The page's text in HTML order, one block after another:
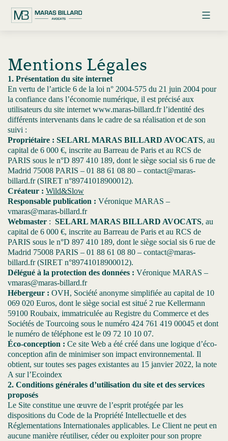
Aller
Billard
Avocats
Mentions Légales
1. Présentation du site internet
En vertu de l’article 6 de la loi n° 2004-575 du 21 juin 2004 pour
la confiance dans l’économie numérique, il est précisé aux
utilisateurs du site internet www.maras-billard.fr l’identité des
différents intervenants dans le cadre de sa réalisation et de son
suivi :
Propriétaire : SELARL MARAS BILLARD AVOCATS, au
capital de 6 000 €, inscrite au Barreau de Paris et au RCS de
PARIS sous le n°D 897 410 189, dont le siège social sis 6 rue de
Madrid 75008 PARIS – 01 88 61 08 80 – contact@maras-
billard.fr (SIRET n°89741018900012).
Créateur : Wild&Slow
Responsable publication : Véronique MARAS –
vmaras@maras-billard.fr
Webmaster : SELARL MARAS BILLARD AVOCATS, au
capital de 6 000 €, inscrite au Barreau de Paris et au RCS de
PARIS sous le n°D 897 410 189, dont le siège social sis 6 rue de
Madrid 75008 PARIS – 01 88 61 08 80 – contact@maras-
billard.fr (SIRET n°89741018900012).
Délégué à la protection des données : Véronique MARAS –
vmaras@maras-billard.fr
Hébergeur : OVH, Société anonyme simplifiée au capital de 10
069 020 Euros, dont le siège social est situé 2 rue Kellermann
59100 Roubaix, immatriculée au Registre du Commerce et des
Sociétés de Tourcoing sous le numéro 424 761 419 00045 et dont
le numéro de téléphone est le 09 72 10 10 07.
Éco-conception : Ce site Web a été créé dans une logique d’éco-
conception afin de minimiser son impact environnemental. Il
obtient, sur toutes ses pages existantes au 15 janvier 2022, la note
A sur l’Ecoindex
2. Conditions générales d’utilisation du site et des services
proposés
Le Site constitue une œuvre de l’esprit protégée par les
dispositions du Code de la Propriété Intellectuelle et des
Réglementations Internationales applicables. Le Client ne peut en
aucune manière réutiliser, céder ou exploiter pour son propre